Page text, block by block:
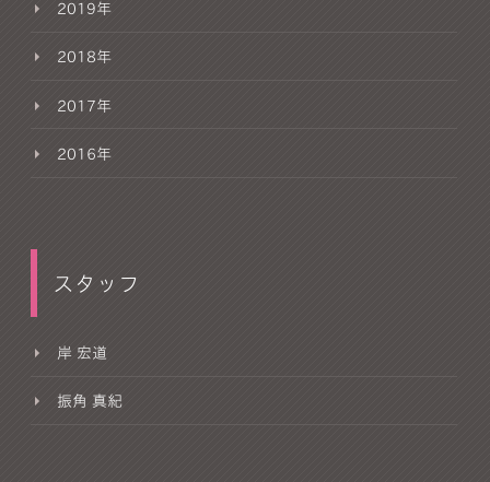
2019年
2018年
2017年
2016年
スタッフ
岸 宏道
振角 真紀